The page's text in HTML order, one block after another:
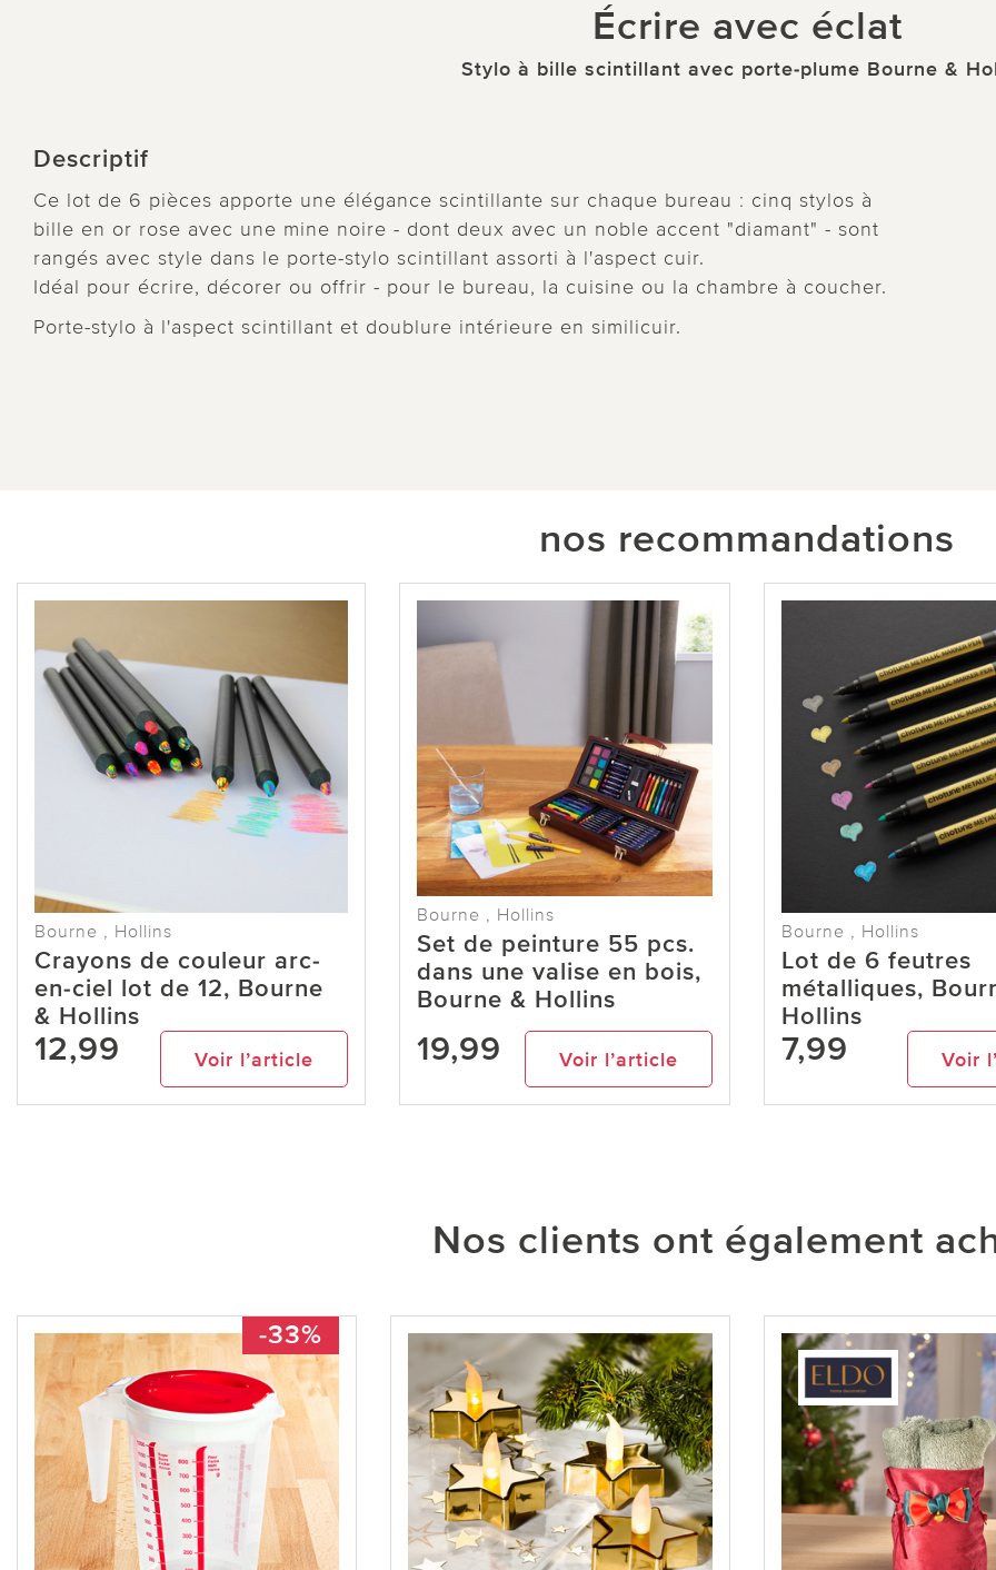
Écrire avec éclat
Stylo à bille scintillant avec porte-plume Bourne &
Descriptif
Ce lot de 6 pièces apporte une élégance scintillante sur chaque bureau : cinq stylos à
bille en or rose avec une mine noire - dont deux avec un noble accent "diamant" - sont
rangés avec style dans le porte-stylo scintillant assorti à l'aspect cuir.
Idéal pour écrire, décorer ou offrir - pour le bureau, la cuisine ou la chambre à coucher.
Porte-stylo à l'aspect scintillant et doublure intérieure en similicuir.
nos recommandations
Bourne , Hollins
Crayons de couleur arc-
en-ciel lot de 12, Bourne
& Hollins
12,99 Voir l’article
Bourne , Hollins
Set de peinture 55 pcs.
dans une valise en bois,
Bourne & Hollins
19,99 Voir l’article
Bourne , Hollins
Lot de 6 feutres
métalliques,
Hollins
7,99 Voir
Nos clients ont également
-33%